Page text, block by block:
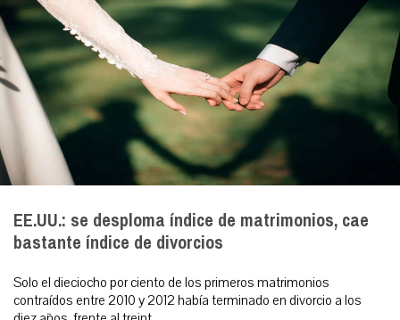
EE.UU.: se desploma índice de matrimonios, cae
bastante índice de divorcios
Solo el dieciocho por ciento de los primeros matrimonios
contraídos entre 2010 y 2012 había terminado en divorcio a los